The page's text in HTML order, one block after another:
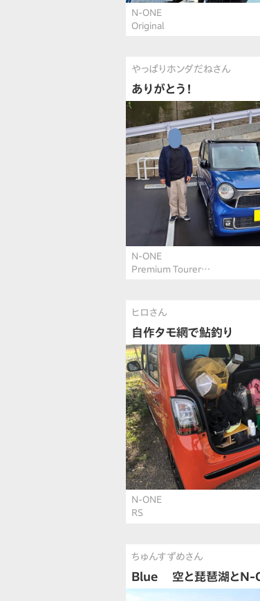
N-ONE
Original
やっぱりホンダだねさん
ありがとう！
N-ONE
Premium Tourer…
ヒロさん
自作タモ網で鮎釣り
N-ONE
RS
ちゅんすずめさん
Blue 空と琵琶湖とN-